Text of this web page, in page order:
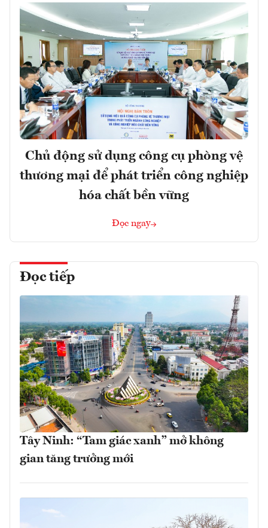
Chủ động sử dụng công cụ phòng vệ
thương mại để phát triển công nghiệp
hóa chất bền vững
Đọc ngay
Đọc tiếp
Tây Ninh: “Tam giác xanh” mở không
gian tăng trưởng mới